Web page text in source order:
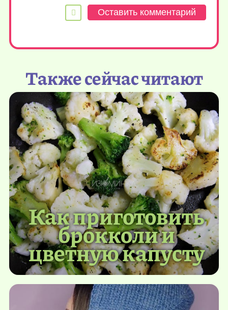
Также сейчас читают
Как приготовить
брокколи и
цветную капусту